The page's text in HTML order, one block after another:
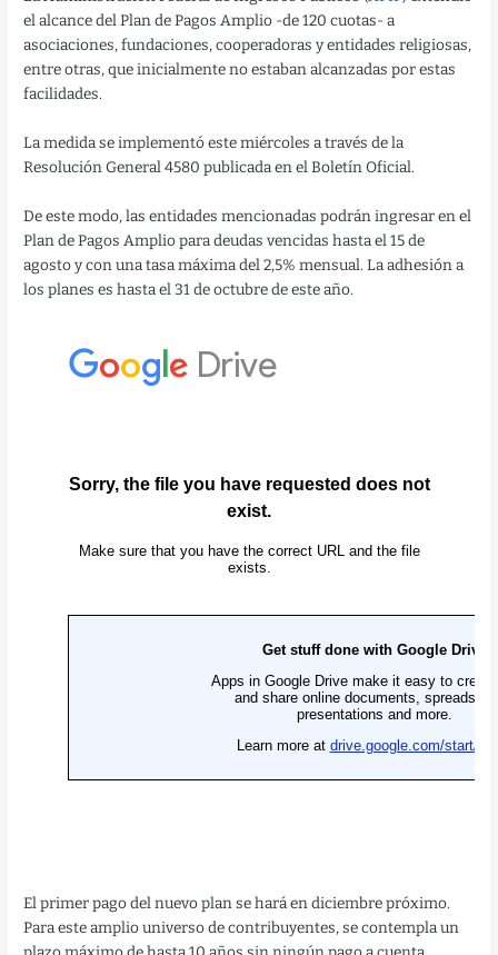
el alcance del Plan de Pagos Amplio -de 120 cuotas- a
asociaciones, fundaciones, cooperadoras y entidades religiosas,
entre otras, que inicialmente no estaban alcanzadas por estas
facilidades.
La medida se implementó este miércoles a través de la
Resolución General 4580 publicada en el Boletín Oficial.
De este modo, las entidades mencionadas podrán ingresar en el
Plan de Pagos Amplio para deudas vencidas hasta el 15 de
agosto y con una tasa máxima del 2,5% mensual. La adhesión a
los planes es hasta el 31 de octubre de este año.
El primer pago del nuevo plan se hará en diciembre próximo.
Para este amplio universo de contribuyentes, se contempla un